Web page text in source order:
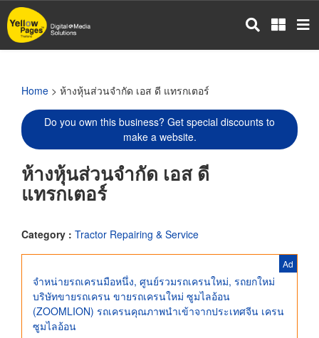
Skip
to
main
Home > ห้างหุ้นส่วนจำกัด เอส ดี แทรกเตอร์
Do you own this business? Get special discounts to
make a website.
ห้างหุ้นส่วนจำกัด เอส ดี
แทรกเตอร์
Category : Tractor Repairing & Service
Ad
จำหน่ายรถเครนมือหนึ่ง, ศูนย์รวมรถเครนใหม่, รถยกใหม่
บริษัทขายรถเครน ขายรถเครนใหม่ ซูมไลอ้อน
(ZOOMLION) รถเครนคุณภาพนำเข้าจากประเทศจีน เครน
ซูมไลอ้อน